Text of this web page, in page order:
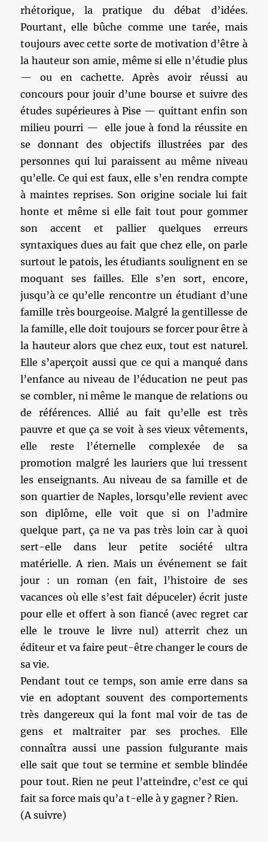
rhétorique, la pratique du débat d’idées.
Pourtant, elle bûche comme une tarée, mais
toujours avec cette sorte de motivation d’être à
la hauteur son amie, même si elle n’étudie plus
— ou en cachette. Après avoir réussi au
concours pour jouir d’une bourse et suivre des
études supérieures à Pise — quittant enfin son
milieu pourri — elle joue à fond la réussite en
se donnant des objectifs illustrées par des
personnes qui lui paraissent au même niveau
qu’elle. Ce qui est faux, elle s’en rendra compte
à maintes reprises. Son origine sociale lui fait
honte et même si elle fait tout pour gommer
son accent et pallier quelques erreurs
syntaxiques dues au fait que chez elle, on parle
surtout le patois, les étudiants soulignent en se
moquant ses failles. Elle s’en sort, encore,
jusqu’à ce qu’elle rencontre un étudiant d’une
famille très bourgeoise. Malgré la gentillesse de
la famille, elle doit toujours se forcer pour être à
la hauteur alors que chez eux, tout est naturel.
Elle s’aperçoit aussi que ce qui a manqué dans
l’enfance au niveau de l’éducation ne peut pas
se combler, ni même le manque de relations ou
de références. Allié au fait qu’elle est très
pauvre et que ça se voit à ses vieux vêtements,
elle reste l’éternelle complexée de sa
promotion malgré les lauriers que lui tressent
les enseignants. Au niveau de sa famille et de
son quartier de Naples, lorsqu’elle revient avec
son diplôme, elle voit que si on l’admire
quelque part, ça ne va pas très loin car à quoi
sert-elle dans leur petite société ultra
matérielle. A rien. Mais un événement se fait
jour : un roman (en fait, l’histoire de ses
vacances où elle s’est fait dépuceler) écrit juste
pour elle et offert à son fiancé (avec regret car
elle le trouve le livre nul) atterrit chez un
éditeur et va faire peut-être changer le cours de
sa vie.
Pendant tout ce temps, son amie erre dans sa
vie en adoptant souvent des comportements
très dangereux qui la font mal voir de tas de
gens et maltraiter par ses proches. Elle
connaîtra aussi une passion fulgurante mais
elle sait que tout se termine et semble blindée
pour tout. Rien ne peut l’atteindre, c’est ce qui
fait sa force mais qu’a t-elle à y gagner ? Rien.
(A suivre)